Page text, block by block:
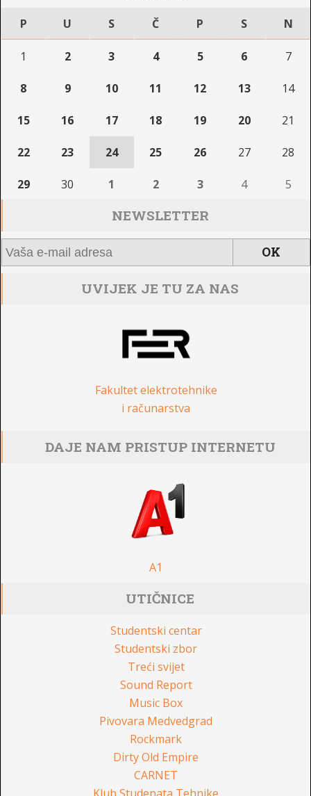
P U S Č P S N
1 2 3 4 5 6 7
8 9 10 11 12 13 14
15 16 17 18 19 20 21
22 23 24 25 26 27 28
29 30 1 2 3 4 5
NEWSLETTER
UVIJEK JE TU ZA NAS
Fakultet elektrotehnike
i računarstva
DAJE NAM PRISTUP INTERNETU
A1
UTIČNICE
Studentski centar
Studentski zbor
Treći svijet
Sound Report
Music Box
Pivovara Medvedgrad
Rockmark
Dirty Old Empire
CARNET